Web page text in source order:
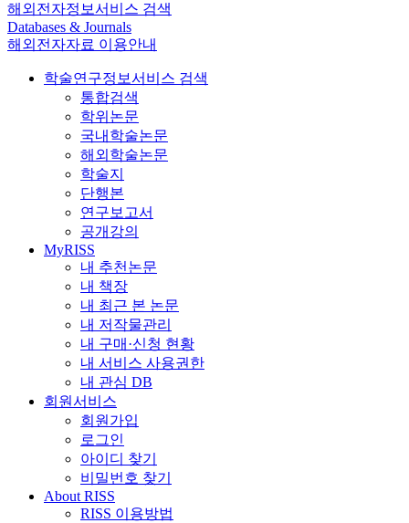
해외전자정보서비스 검색
Databases & Journals
해외전자자료 이용안내
학술연구정보서비스 검색
통합검색
학위논문
국내학술논문
해외학술논문
학술지
단행본
연구보고서
공개강의
MyRISS
내 추천논문
내 책장
내 최근 본 논문
내 저작물관리
내 구매·신청 현황
내 서비스 사용권한
내 관심 DB
회원서비스
회원가입
로그인
아이디 찾기
비밀번호 찾기
About RISS
RISS 이용방법